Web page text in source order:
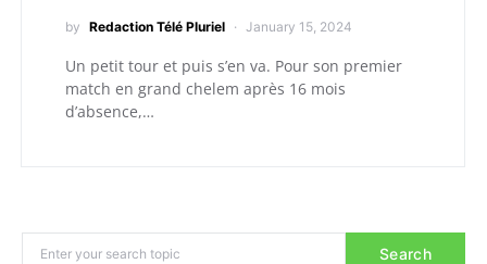
by Redaction Télé Pluriel January 15, 2024
Un petit tour et puis s’en va. Pour son premier
match en grand chelem après 16 mois
d’absence,…
Search